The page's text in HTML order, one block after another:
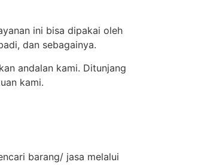
ini bisa dipakai oleh
dan sebagainya.
andalan kami. Ditunjang
kami.
barang/ jasa melalui